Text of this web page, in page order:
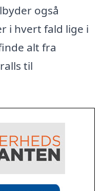
også
i hvert fald lige i
alt fra
til